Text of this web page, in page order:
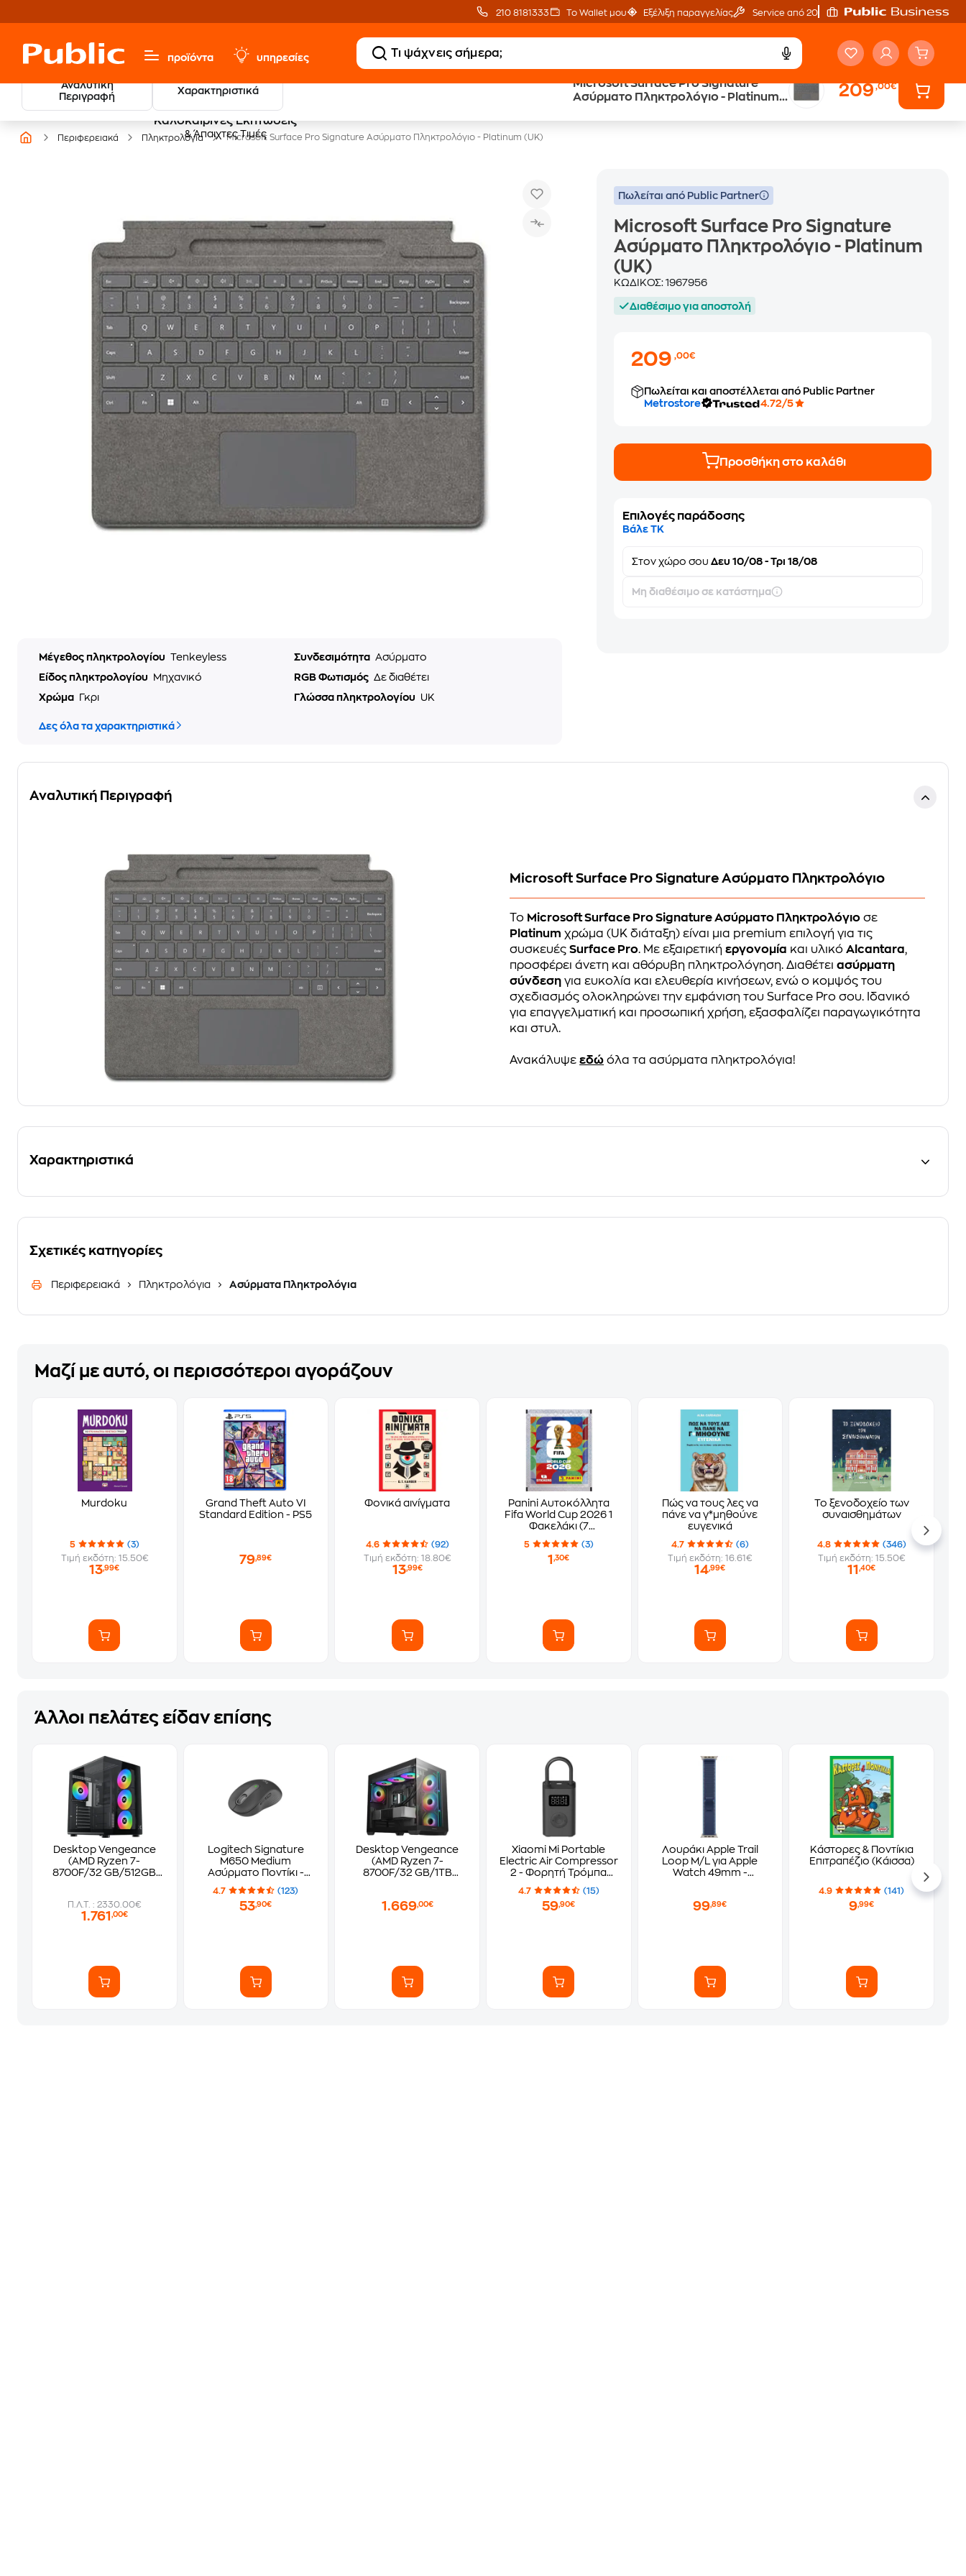
210 8181333 Το Wallet μου Εξέλιξη παραγγελίας Service από 20'
προϊόντα υπηρεσίες
Αναλυτική
Περιγραφή
Χαρακτηριστικά
Microsoft Surface Pro Signature
Ασύρματο Πληκτρολόγιο - Platinum
209,00€
Καλοκαιρινές Εκπτώσεις
& Άπαιχτες Τιμές
Public επιστροφή € Άτοκες Δόσεις
Περιφερειακά Πληκτρολόγια Microsoft Surface Pro Signature Ασύρματο Πληκτρολόγιο - Platinum (UK)
Μέγεθος πληκτρολογίου Tenkeyless Συνδεσιμότητα Ασύρματο
Είδος πληκτρολογίου
Μηχανικό RGB Φωτισμός Δε διαθέτει
Χρώμα
Γκρι Γλώσσα πληκτρολογίου UK
Δες όλα τα χαρακτηριστικά
Πωλείται από Public Partner
Microsoft Surface Pro Signature
Ασύρματο Πληκτρολόγιο - Platinum
(UK)
ΚΩΔΙΚΟΣ:1967956
Διαθέσιμο για αποστολή
209,00€
Πωλείται και αποστέλλεται από Public Partner
Metrostore
4.72/5
Προσθήκη στο καλάθι
Επιλογές παράδοσης
Βάλε ΤΚ
Στονχώρο σου Δευ 10/08 - Τρι 18/08
Μη διαθέσιμο σε κατάστημα
Αναλυτική Περιγραφή
Microsoft Surface Pro Signature Ασύρματο Πληκτρολόγιο
Το Microsoft Surface Pro Signature Ασύρματο Πληκτρολόγιο σε
Platinum χρώμα (UK διάταξη) είναι μια premium επιλογή για τις
συσκευέςSurface Pro. Με εξαιρετικήεργονομία και υλικόAlcantara,
προσφέρει άνετη και αθόρυβη πληκτρολόγηση. Διαθέτειασύρματη
σύνδεση για ευκολία και ελευθερία κινήσεων, ενώ ο κομψός του
σχεδιασμός ολοκληρώνει την εμφάνιση του Surface Pro σου. Ιδανικό
για επαγγελματική και προσωπική χρήση, εξασφαλίζει παραγωγικότητα
και στυλ.
Ανακάλυψεεδώ όλα τα ασύρματα πληκτρολόγια!
Χαρακτηριστικά
Σχετικές κατηγορίες
Περιφερειακά Πληκτρολόγια Ασύρματα Πληκτρολόγια
Μαζί με αυτό, οι περισσότεροι αγοράζουν
Murdoku
5
(3)
Τιμή εκδότη: 15.50€
13,99€
Grand Theft Auto VI
Standard Edition - PS5
79,89€
Φονικά αινίγματα
4.6
(92)
Τιμή εκδότη: 18.80€
13,99€
Panini Αυτοκόλλητα
Fifa World Cup 2026 1
Φακελάκι (7
Αυτοκόλλητα)
5 (3)
1,30€
Πώς να τους λες να
πάνε να γ*μηθούνε
ευγενικά
4.7
(6)
Τιμή εκδότη: 16.61€
14,99€
Το ξενοδοχείο των
συναισθημάτων
4.8
(346)
Τιμή εκδότη: 15.50€
11,40€
Άλλοι πελάτες είδαν επίσης
Desktop Vengeance
(AMD Ryzen 7-
8700F/32 GB/512GB
Π.Λ.Τ. : 2330.00€
1.761 ,00€
Logitech Signature
M650 Medium
Ασύρματο Ποντίκι -
Graphite
4.7 (123)
53,90€
Desktop Vengeance
(AMD Ryzen 7-
8700F/32 GB/1TB
Home)
1.669,00€
Xiaomi Mi Portable
Electric Air Compressor
2 - Φορητή Τρόμπα
Αέρα
4.7 (15)
59,90€
Λουράκι Apple Trail
Loop M/L για Apple
Watch 49mm -
99,89€
Κάστορες & Ποντίκια
Επιτραπέζιο (Κάισσα)
4.9 (141)
9,99€